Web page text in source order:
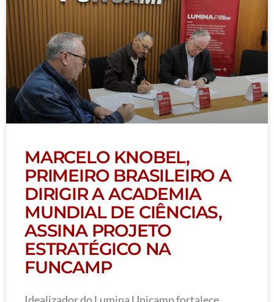
MARCELO KNOBEL,
PRIMEIRO BRASILEIRO A
DIRIGIR A ACADEMIA
MUNDIAL DE CIÊNCIAS,
ASSINA PROJETO
ESTRATÉGICO NA
FUNCAMP